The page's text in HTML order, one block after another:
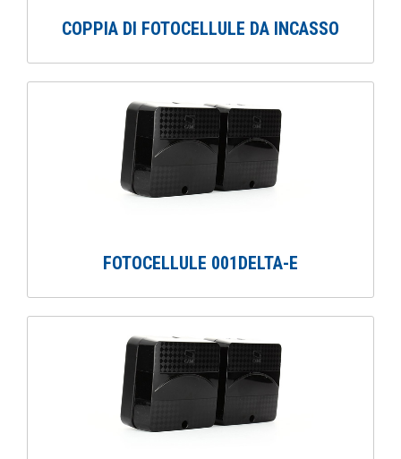
COPPIA DI FOTOCELLULE DA INCASSO
FOTOCELLULE 001DELTA-E